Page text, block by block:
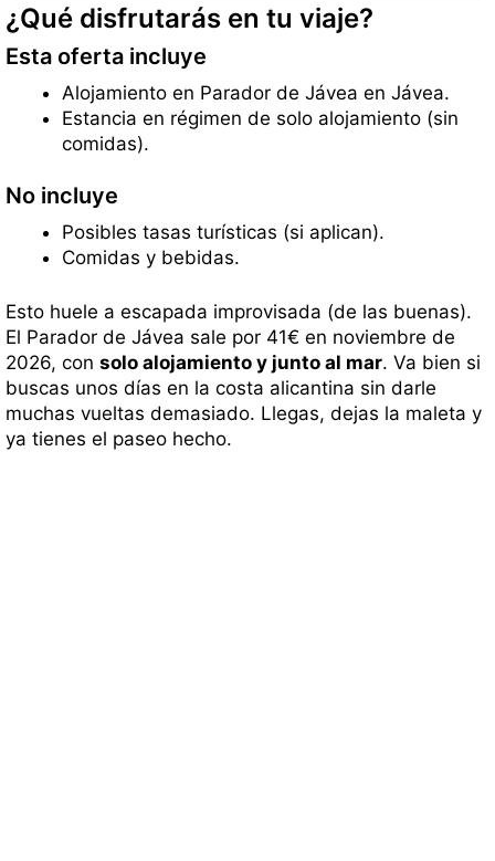
¿Qué disfrutarás en tu viaje?
Esta oferta incluye
Alojamiento en Parador de Jávea en Jávea.
Estancia en régimen de solo alojamiento (sin
comidas).
No incluye
Posibles tasas turísticas (si aplican).
Comidas y bebidas.
Esto huele a escapada improvisada (de las buenas).
El Parador de Jávea sale por 41€ en noviembre de
2026, con solo alojamiento y junto al mar. Va bien si
buscas unos días en la costa alicantina sin darle
muchas vueltas demasiado. Llegas, dejas la maleta y
ya tienes el paseo hecho.